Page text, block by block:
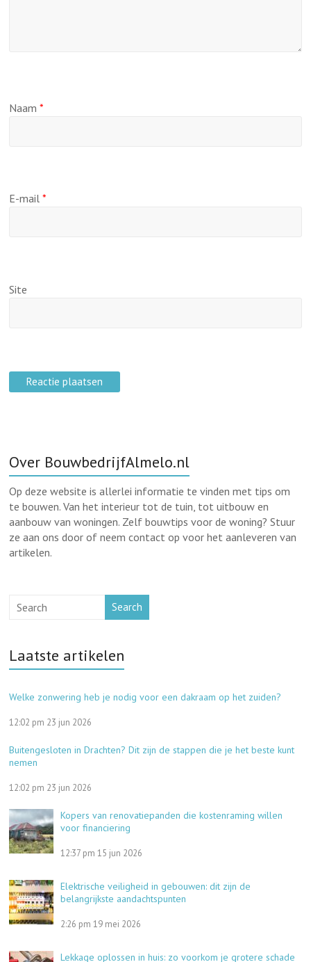
Naam*
E-mail*
Site
Over BouwbedrijfAlmelo.nl
Op deze website is allerlei informatie te vinden met tips om
te bouwen. Van het interieur tot de tuin, tot uitbouw en
aanbouw van woningen. Zelf bouwtips voor de woning? Stuur
ze aan ons door of neem contact op voor het aanleveren van
artikelen.
Search
Laatste artikelen
Welke zonwering heb je nodig voor een dakraam op het zuiden?
12:02 pm 23 jun 2026
Buitengesloten in Drachten? Dit zijn de stappen die je het beste kunt
nemen
12:02 pm 23 jun 2026
Kopers van renovatiepanden die kostenraming willen
voor financiering
12:37 pm 15 jun 2026
Elektrische veiligheid in gebouwen: dit zijn de
belangrijkste aandachtspunten
2:26 pm 19 mei 2026
Lekkage oplossen in huis: zo voorkom je grotere schade